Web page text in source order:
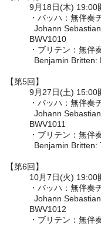
9月18日(木) 19:00
・バッハ：無伴奏
Johann
BWV1010
・ブリテン：無伴
Benjamin Britten:
【第5回】
9月27日(土) 15:00
・バッハ：無伴奏
Johann
BWV1011
・ブリテン：無伴
Benjamin Britten:
【第6回】
10月7日(火) 19:00
・バッハ：無伴奏
Johann
BWV1012
・ブリテン：無伴